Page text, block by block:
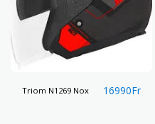
Triom N1269 Nox 16990Fr